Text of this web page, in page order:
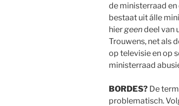
de ministerraad
bestaat uit álle
hier geendeel van
Trouwens, net als
op televisie en op
ministerraad
BORDES? De
problematisch.